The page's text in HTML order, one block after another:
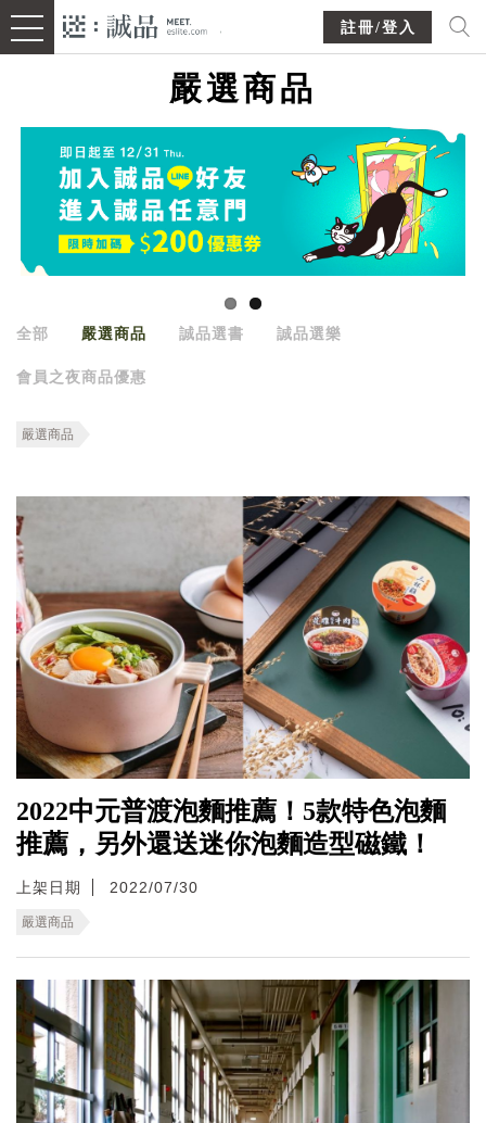
註冊/登入
嚴選商品
全部 嚴選商品 誠品選書 誠品選樂
會員之夜商品優惠
嚴選商品
2022中元普渡泡麵推薦！5款特色泡麵
推薦，另外還送迷你泡麵造型磁鐵！
上架日期 2022/07/30
嚴選商品